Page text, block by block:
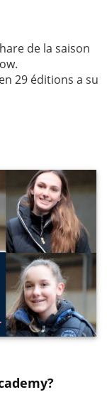
de la saison
29 éditions a su